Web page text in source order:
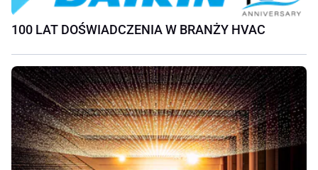
100 LAT DOŚWIADCZENIA W BRANŻY HVAC